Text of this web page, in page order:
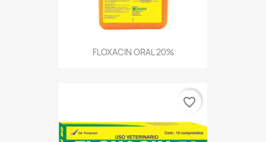
FLOXACIN ORAL 20%
favorite_border